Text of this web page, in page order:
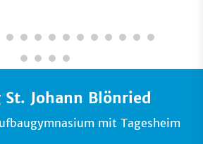
Johann Blönried
mit Tagesheim